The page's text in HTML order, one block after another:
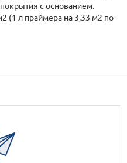
с основанием.
(1 л праймера на 3,33 м2 по-